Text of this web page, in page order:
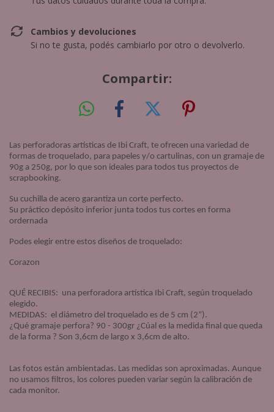
Cambios y devoluciones
Si no te gusta, podés cambiarlo por otro o devolverlo.
Compartir:
Las perforadoras artísticas de Ibi Craft, te ofrecen una variedad de
formas de troquelado, para papeles y/o cartulinas, con un gramaje de
90g a 250g, por lo que son ideales para todos tus proyectos de
scrapbooking.
Su cuchilla de acero garantiza un corte perfecto.
Su práctico depósito inferior junta todos tus cortes en forma
ordernada
Podes elegir entre estos diseños de troquelado:
Corazon
QUÉ RECIBIS: una perforadora artística Ibi Craft, según troquelado
elegido.
MEDIDAS: el diámetro del troquelado es de 5 cm (2”).
¿Qué gramaje perfora? 90 - 300gr ¿Cúal es la medida final que queda
de la forma ? Son 3,6cm de largo x 3,6cm de alto.
Las fotos están ambientadas. Las medidas son aproximadas. Aunque
no usamos filtros, los colores pueden variar según la calibración de
cada monitor.